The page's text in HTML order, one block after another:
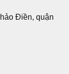
Điền, quận